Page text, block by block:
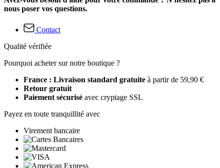
nous poser vos questions.
Contact
Qualité vérifiée
Pourquoi acheter sur notre boutique ?
France : Livraison standard gratuite à partir de 59,90 €
Retour gratuit
Paiement sécurisé avec cryptage SSL
Payez en toute tranquillité avec
Virement bancaire